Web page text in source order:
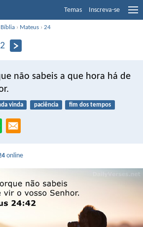
Temas Inscreva-se
› Mateus ›24
não sabeis a que hora há de
vinda paciência fim dos tempos
online